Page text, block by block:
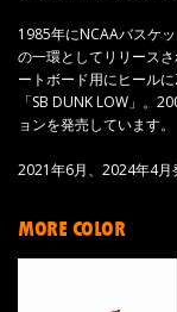
1985年にNCAAバスケ
の一環としてリリース
ートボード用にヒール
「SB DUNK LOW」。
ョンを発売しています。
2021年6月、2024年4月
MORE COLOR